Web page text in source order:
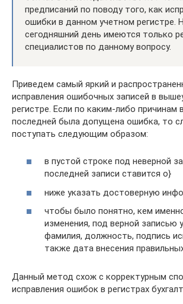
предписаний по поводу того, как
ошибки в данном учетном регистре.
сегодняшний день имеются только
специалистов по данному вопросу.
Приведем самый яркий и
исправления ошибочных записей в
регистре. Если по каким-либо причинам
последней была допущена ошибка, то
поступать следующим образом:
в пустой строке под неверной
последней записи ставится о}
ниже указать достоверную
чтобы было понятно, кем
изменения, под верной записью
фамилия, должность, подпись
также дата внесения
Данный метод схож с корректурным
исправления ошибок в регистрах